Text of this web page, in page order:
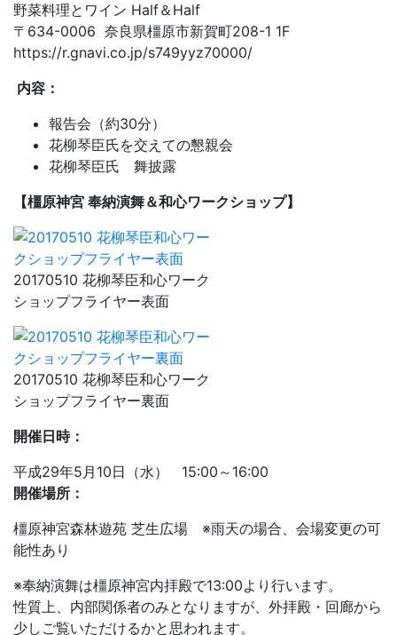
野菜料理とワイン Half＆Half
〒634-0006 奈良県橿原市新賀町208-1 1F
https://r.gnavi.co.jp/s749yyz70000/
内容：
報告会（約30分）
花柳琴臣氏を交えての懇親会
花柳琴臣氏 舞披露
【橿原神宮 奉納演舞＆和心ワークショップ】
20170510 花柳琴臣和心ワーク
ショップフライヤー表面
20170510 花柳琴臣和心ワーク
ショップフライヤー裏面
開催日時：
平成29年5月10日（水） 15:00～16:00
開催場所：
橿原神宮森林遊苑 芝生広場 ※雨天の場合、会場変更の可
能性あり
※奉納演舞は橿原神宮内拝殿で13:00より行います。
性質上、内部関係者のみとなりますが、外拝殿・回廊から
少しご覧いただけるかと思われます。